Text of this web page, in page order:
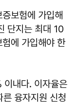
보험에 가입해
단지는 최대 10
에 가입해야 한
이내다. 이자율은
융자지원 신청